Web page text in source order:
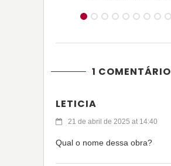
1 COMENTÁRIO
LETICIA
21 de abril de 2025 at 14:40
Qual o nome dessa obra?